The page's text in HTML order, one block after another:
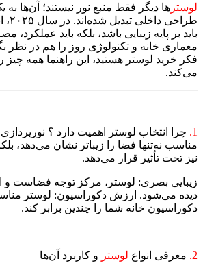
لوستر ها دیگر فقط منبع نور نیستند؛ آن‌ها به
باید بر پایه زیبایی باشد، بلکه باید
معماری خانه و تکنولوژی روز را هم در نظر
فکر خرید لوستر هستید، این راهنما همه چیز
می‌کند.
1. چرا انتخاب لوستر اهمیت دارد ؟
مناسب نه‌تنها فضا را زیباتر نشان می‌دهد،
نیز تحت تأثیر قرار می‌دهد.
زیبایی بصری: لوستر، مرکز توجه فضاست و
دیده می‌شود. ارزش دکوراسیون: لوستر
دکوراسیون خانه شما را چندین برابر کند.
2. معرفی انواع لوستر و کاربرد آن‌ها